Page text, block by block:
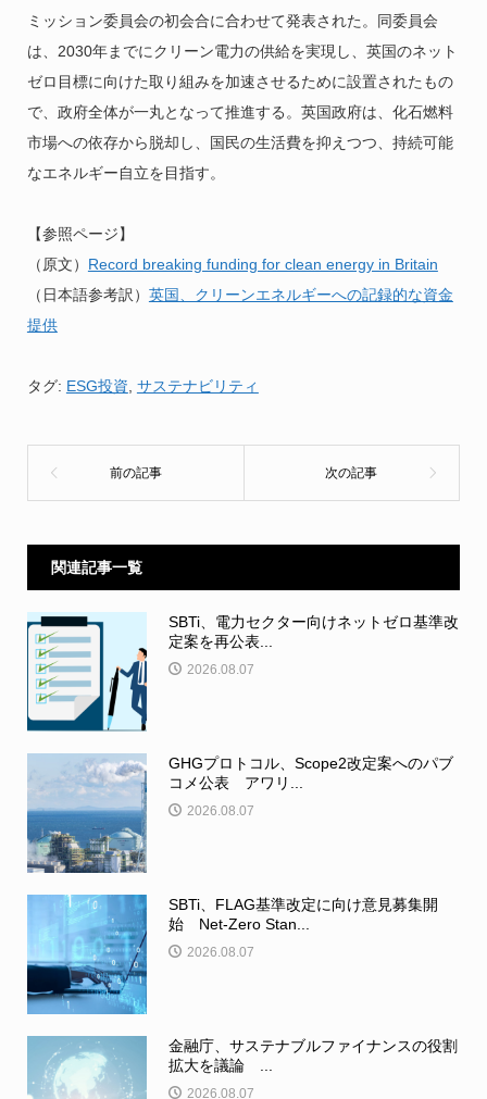
ミッション委員会の初会合に合わせて発表された。同委員会
は、2030年までにクリーン電力の供給を実現し、英国のネット
ゼロ目標に向けた取り組みを加速させるために設置されたもの
で、政府全体が一丸となって推進する。英国政府は、化石燃料
市場への依存から脱却し、国民の生活費を抑えつつ、持続可能
なエネルギー自立を目指す。
【参照ページ】
（原文） Record breaking funding for clean energy in Britain
（日本語参考訳） 英国、クリーンエネルギーへの記録的な資金
提供
タグ: ESG投資 サステナビリティ
関連記事一覧
SBTi、電力セクター向けネットゼロ基準改
定案を再公表...
2026.08.07
GHGプロトコル、Scope2改定案へのパブ
コメ公表 アワリ...
2026.08.07
SBTi、FLAG基準改定に向け意見募集開
始 Net-Zero Stan...
2026.08.07
金融庁、サステナブルファイナンスの役割
拡大を議論 ...
2026.08.07